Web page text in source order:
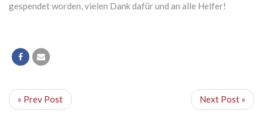
gespendet worden, vielen Dank dafür und an alle Helfer!
« Prev Post Next Post »